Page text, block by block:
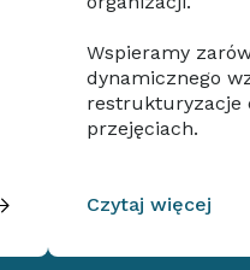
Wspieramy
dynamicznego
restrukturyzacje
przejęciach.
Czytaj więcej